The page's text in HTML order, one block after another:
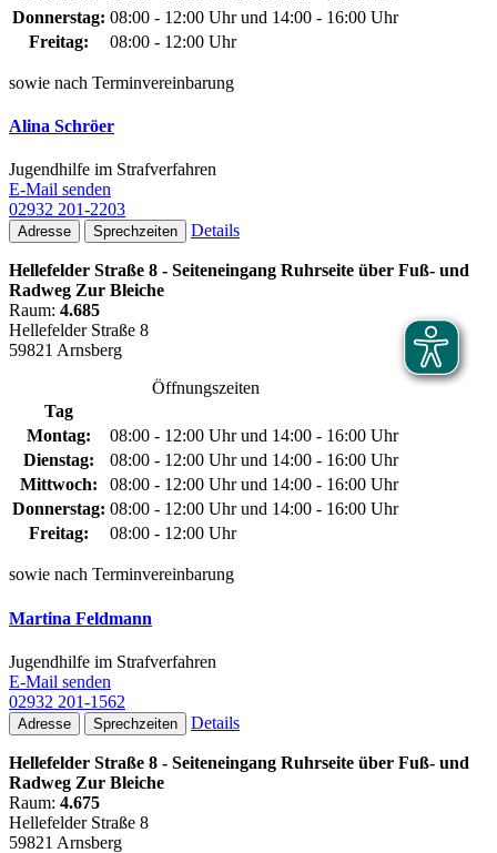
Donnerstag: 08:00 - 12:00 Uhr und 14:00 - 16:00 Uhr
Freitag:
08:00 - 12:00 Uhr
sowie nach Terminvereinbarung
Alina Schröer
Jugendhilfe im Strafverfahren
E-Mail senden
02932 201-2203
Adresse Sprechzeiten Details
Hellefelder Straße 8 - Seiteneingang Ruhrseite über Fuß- und
Radweg Zur Bleiche
Raum: 4.685
Hellefelder Straße 8
59821 Arnsberg
Öffnungszeiten
Tag
Montag:
08:00 - 12:00 Uhr und 14:00 - 16:00 Uhr
Dienstag:
08:00 - 12:00 Uhr und 14:00 - 16:00 Uhr
Mittwoch:
08:00 - 12:00 Uhr und 14:00 - 16:00 Uhr
Donnerstag: 08:00 - 12:00 Uhr und 14:00 - 16:00 Uhr
Freitag:
08:00 - 12:00 Uhr
sowie nach Terminvereinbarung
Martina Feldmann
Jugendhilfe im Strafverfahren
E-Mail senden
02932 201-1562
Adresse Sprechzeiten Details
Hellefelder Straße 8 - Seiteneingang Ruhrseite über Fuß- und
Radweg Zur Bleiche
Raum: 4.675
Hellefelder Straße 8
59821 Arnsberg